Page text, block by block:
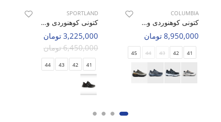
COLUMBIA
کتونی کوهنوردی و طبیعت گردی مردانه کلمبیا Columbia Nomad Trek M
8,950,000 تومان
41
42
43
44
45
SPORTLAND
کتونی کوهنوردی و طبیعت گردی مردانه اسپورتلند Prime Walk M
3,225,000 تومان
6,450,000 تومان
41
42
43
44